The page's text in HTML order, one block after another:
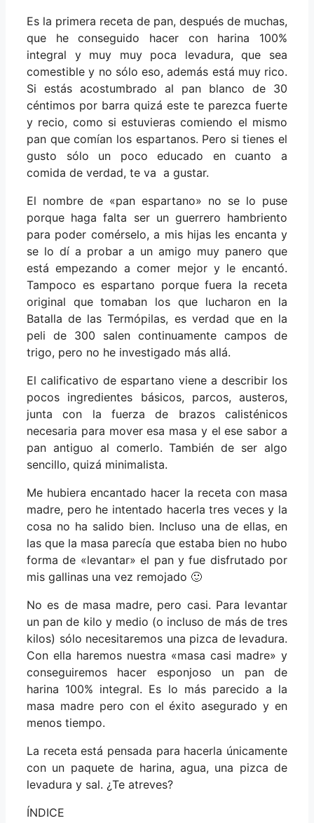
Es la primera receta de pan, después de muchas,
que he conseguido hacer con harina 100%
integral y muy muy poca levadura, que sea
comestible y no sólo eso, además está muy rico.
Si estás acostumbrado al pan blanco de 30
céntimos por barra quizá este te parezca fuerte
y recio, como si estuvieras comiendo el mismo
pan que comían los espartanos. Pero si tienes el
gusto sólo un poco educado en cuanto a
comida de verdad, te va a gustar.
El nombre de «pan espartano» no se lo puse
porque haga falta ser un guerrero hambriento
para poder comérselo, a mis hijas les encanta y
se lo dí a probar a un amigo muy panero que
está empezando a comer mejor y le encantó.
Tampoco es espartano porque fuera la receta
original que tomaban los que lucharon en la
Batalla de las Termópilas, es verdad que en la
peli de 300 salen continuamente campos de
trigo, pero no he investigado más allá.
El calificativo de espartano viene a describir los
pocos ingredientes básicos, parcos, austeros,
junta con la fuerza de brazos calisténicos
necesaria para mover esa masa y el ese sabor a
pan antiguo al comerlo. También de ser algo
sencillo, quizá minimalista.
Me hubiera encantado hacer la receta con masa
madre, pero he intentado hacerla tres veces y la
cosa no ha salido bien. Incluso una de ellas, en
las que la masa parecía que estaba bien no hubo
forma de «levantar» el pan y fue disfrutado por
mis gallinas una vez remojado 🙂
No es de masa madre, pero casi. Para levantar
un pan de kilo y medio (o incluso de más de tres
kilos) sólo necesitaremos una pizca de levadura.
Con ella haremos nuestra «masa casi madre» y
conseguiremos hacer esponjoso un pan de
harina 100% integral. Es lo más parecido a la
masa madre pero con el éxito asegurado y en
menos tiempo.
La receta está pensada para hacerla únicamente
con un paquete de harina, agua, una pizca de
levadura y sal. ¿Te atreves?
ÍNDICE